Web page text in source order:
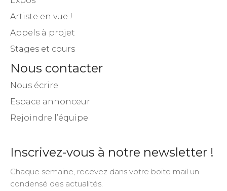
Artiste en vue !
Appels à projet
Stages et cours
Nous contacter
Nous écrire
Espace annonceur
Rejoindre l’équipe
Inscrivez-vous à notre newsletter !
Chaque semaine, recevez dans votre boite mail un
condensé des actualités.